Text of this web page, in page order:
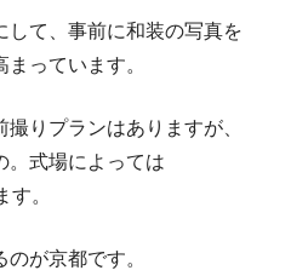
て、事前に和装の写真を
っています。
りプランはありますが、
。式場によっては
。
が京都です。